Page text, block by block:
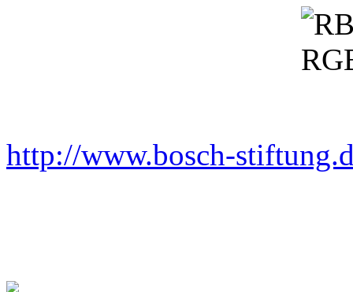
http://www.bosch-